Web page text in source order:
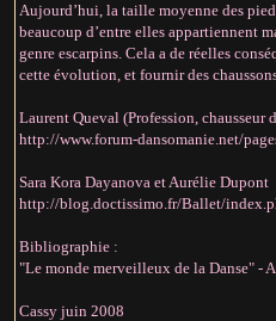
Aujourd’hui, la taille moyenne des
beaucoup d’entre elles appartiennent
genre escarpins. Cela a de réelles
cette évolution, et fournir des
Laurent Queval (Profession, chausseur
http://www.forum-dansomanie.net/
Sara Kora Dayanova et Aurélie Dupont
http://blog.doctissimo.fr/Ballet/
Bibliographie :
"Le monde merveilleux de la Danse" -
Cassy juin 2008